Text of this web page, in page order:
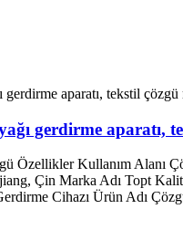
gerdirme aparatı,
Özellikler Kullanım Alanı
Çin Marka Adı Topt
Cihazı Ürün Adı